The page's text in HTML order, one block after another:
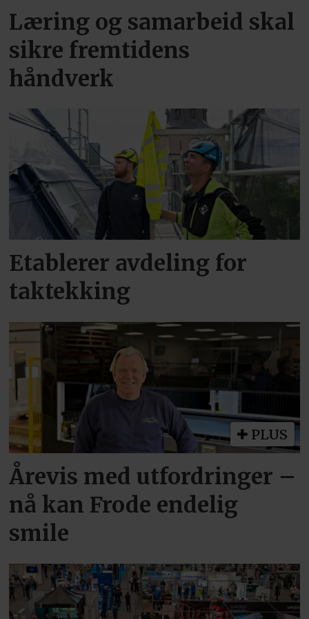
Læring og samarbeid skal
sikre fremtidens
håndverk
Etablerer avdeling for
taktekking
PLUS
Årevis med utfordringer –
nå kan Frode endelig
smile